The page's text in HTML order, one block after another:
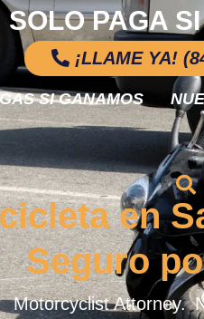
SOLO PAGA
¡LLAME YA!
SI GANAMOS
en
Seguro
Motorcyclist Attorney.